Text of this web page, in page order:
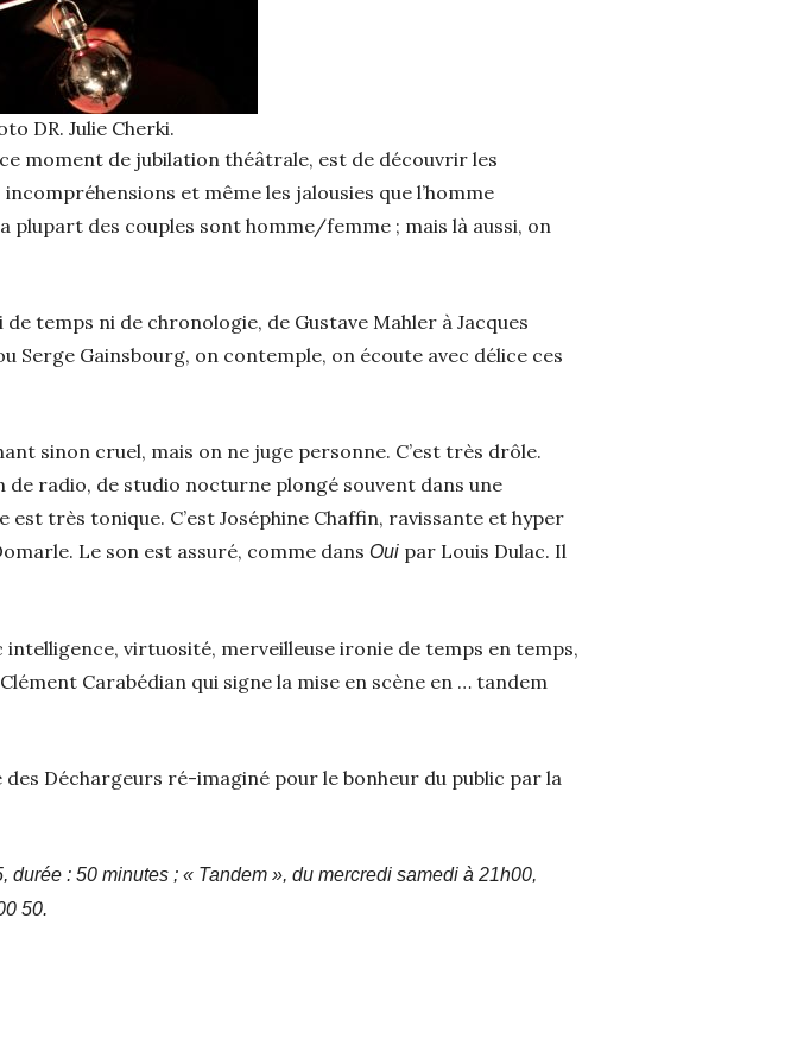
DR. Julie Cherki.
moment de jubilation théâtrale, est de découvrir les
et même les jalousies que l’homme
plupart des couples sont homme/femme ; mais là aussi, on
temps ni de chronologie, de Gustave Mahler à Jacques
Serge Gainsbourg, on contemple, on écoute avec délice ces
sinon cruel, mais on ne juge personne. C’est très drôle.
de radio, de studio nocturne plongé souvent dans une
est très tonique. C’est Joséphine Chaffin, ravissante et hyper
Le son est assuré, comme dans Oui par Louis Dulac. Il
virtuosité, merveilleuse ironie de temps en temps,
Carabédian qui signe la mise en scène en … tandem
Déchargeurs ré-imaginé pour le bonheur du public par la
: 50 minutes ; « Tandem », du mercredi samedi à 21h00,
50.